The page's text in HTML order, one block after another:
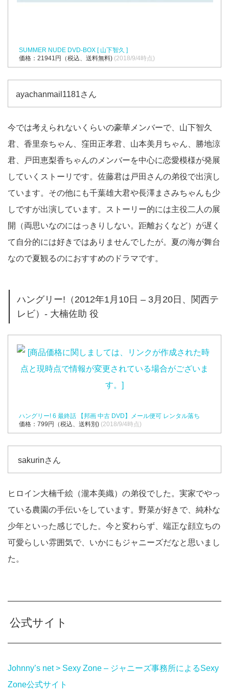
SUMMER NUDE DVD-BOX [ 山下智久 ]
価格：21941円（税込、送料無料) (2018/9/4時点)
ayachanmail1181さん
今では考えられないくらいの豪華メンバーで、山下智久
君、香里奈ちゃん、窪田正孝君、山本美月ちゃん、勝地涼
君、戸田恵梨香ちゃんのメンバーを中心に恋愛模様が発展
していくストーリです。佐藤君は戸田さんの弟役で出演し
ています。その他にも千葉雄大君や長澤まさみちゃんも少
しですが出演しています。ストーリー的には主役二人の展
開（両思いなのにはっきりしない。距離おくなど）が遅く
て自分的には好きではありませんでしたが。夏の海が舞台
なので夏観るのにおすすめのドラマです。
ハングリー!（2012年1月10日 – 3月20日、関西テ
レビ）- 大楠佐助 役
ハングリー! 6 最終話 【邦画 中古 DVD】メール便可 レンタル落ち
価格：799円（税込、送料別) (2018/9/4時点)
sakurinさん
ヒロイン大楠千絵（瀧本美織）の弟役でした。実家でやっ
ている農園の手伝いをしています。野菜が好きで、純朴な
少年といった感じでした。今と変わらず、端正な顔立ちの
可愛らしい雰囲気で、いかにもジャニーズだなと思いまし
た。
公式サイト
Johnny’s net > Sexy Zone – ジャニーズ事務所によるSexy
Zone公式サイト